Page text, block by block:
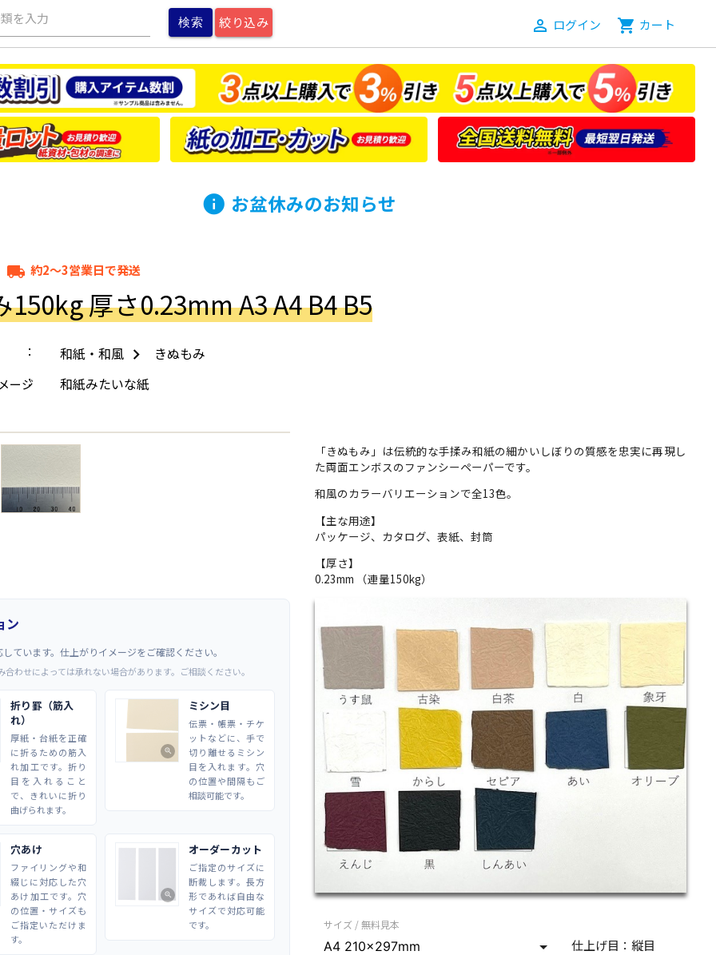
を入力 絞り込み person_outline ログイン shopping_cart カート
info お盆休みのお知らせ
local_shipping 約2～3営業日で発送
150kg 厚さ0.23mm A3 A4 B4 B5
和紙・和風 きぬもみ
ージ 和紙みたいな紙
→
ン
ています。仕上がりイメージをご確認ください。
わせによっては承れない場合があります。ご相談ください。
折り罫（筋入
れ）
厚紙・台紙を正確
に折るための筋入
れ加工です。折り
目を入れること
で、きれいに折り
曲げられます。
zoom_in
ミシン目
伝票・帳票・チケ
ットなどに、手で
切り離せるミシン
目を入れます。穴
の位置や間隔もご
相談可能です。
穴あけ
ファイリングや和
綴じに対応した穴
あけ加工です。穴
の位置・サイズも
ご指定いただけま
す。
zoom_in
オーダーカット
ご指定のサイズに
断裁します。長方
形であれば自由な
サイズで対応可能
です。
「きぬもみ」は伝統的な手揉み和紙の細かいしぼりの質感を忠実に再現し
た両面エンボスのファンシーペーパーです。
和風のカラーバリエーションで全13色。
【主な用途】
パッケージ、カタログ、表紙、封筒
【厚さ】
0.23mm （連量150kg）
サイズ / 無料見本
仕上げ目： 縦目